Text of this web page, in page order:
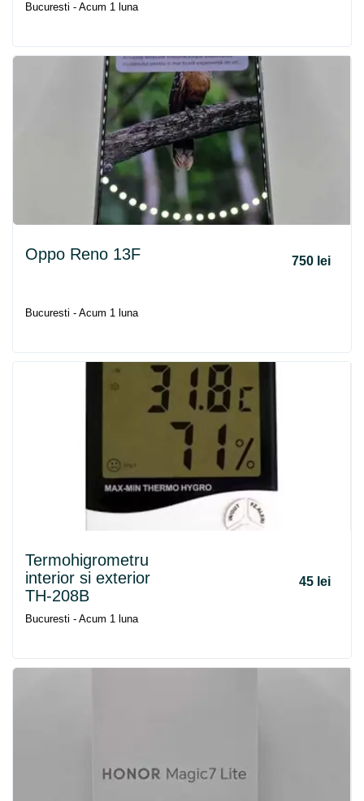
Bucuresti - Acum 1 luna
Oppo Reno 13F 750 lei
Bucuresti - Acum 1 luna
Termohigrometru
interior si exterior
TH-208B
45 lei
Bucuresti - Acum 1 luna